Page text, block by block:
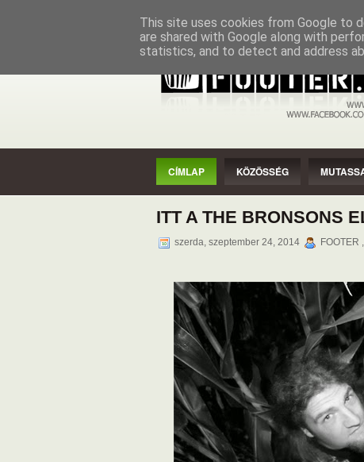
CÍMLAP KÖZÖSSÉG MUTASSAD
CÍMLAP KÖZÖSSÉG
ITT A THE BRONSONS
szerda, szeptember 24, 2014 FOOTER
This site uses cookies from Google to
are shared with Google along with
statistics, and to detect and address